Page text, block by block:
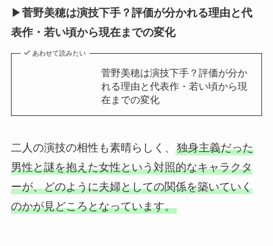
▶菅野美穂は演技下手？評価が分かれる理由と代
表作・若い頃から現在までの変化
あわせて読みたい
菅野美穂は演技下手？評価が分か
れる理由と代表作・若い頃から現
在までの変化
二人の演技の相性も素晴らしく、 独身主義だった
男性と謎を抱えた女性という対照的なキャラクタ
ーが、どのように夫婦としての関係を築いていく
のかが見どころとなっています。